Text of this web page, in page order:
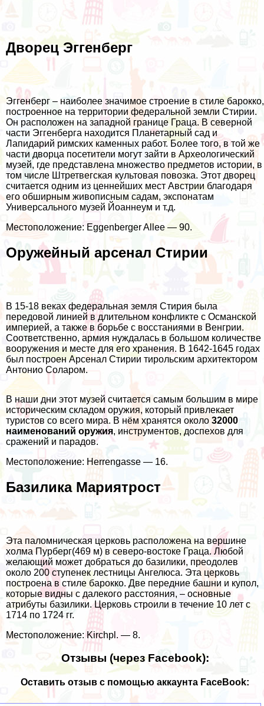
Дворец Эггенберг
Эггенберг – наиболее значимое строение в стиле барокко,
построенное на территории федеральной земли Стирии.
Он расположен на западной границе Граца. В северной
части Эггенберга находится Планетарный сад и
Лапидарий римских каменных работ. Более того, в той же
части дворца посетители могут зайти в Археологический
музей, где представлена множество предметов истории, в
том числе Штретвегская культовая повозка. Этот дворец
считается одним из ценнейших мест Австрии благодаря
его обширным живописным садам, экспонатам
Универсального музей Йоаннеум и т.д.
Местоположение: Eggenberger Allee — 90.
Оружейный арсенал Стирии
В 15-18 веках федеральная земля Стирия была
передовой линией в длительном конфликте с Османской
империей, а также в борьбе с восстаниями в Венгрии.
Соответственно, армия нуждалась в большом количестве
вооружения и месте для его хранения. В 1642-1645 годах
был построен Арсенал Стирии тирольским архитектором
Антонио Соларом.
В наши дни этот музей считается самым большим в мире
историческим складом оружия, который привлекает
туристов со всего мира. В нём хранятся около 32000
наименований оружия, инструментов, доспехов для
сражений и парадов.
Местоположение: Herrengasse — 16.
Базилика Мариятрост
Эта паломническая церковь расположена на вершине
холма Пурберг(469 м) в северо-востоке Граца. Любой
желающий может добраться до базилики, преодолев
около 200 ступенек лестницы Ангелюса. Эта церковь
построена в стиле барокко. Две передние башни и купол,
которые видны с далекого расстояния, – основные
атрибуты базилики. Церковь строили в течение 10 лет с
1714 по 1724 гг.
Местоположение: Kirchpl. — 8.
Отзывы (через Facebook):
Оставить отзыв с помощью аккаунта FaceBook: